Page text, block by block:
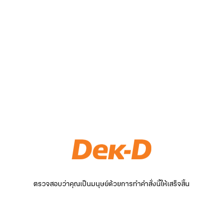
ตรวจสอบว่าคุณเป็นมนุษย์ด้วยการทำคำสั่งนี้ให้เสร็จสิ้น